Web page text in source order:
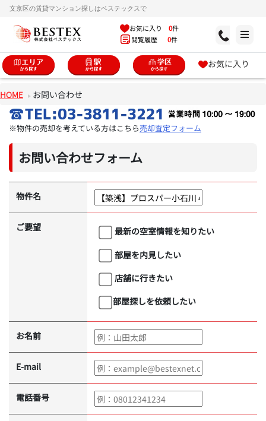
文京区の賃貸マンション探しはベステックスで
お気に入り 0件
閲覧履歴 0件
お気に入り
HOME お問い合わせ
※物件の売却を考えている方はこちら売却査定フォーム
お問い合わせフォーム
物件名
ご要望
最新の空室情報を知りたい
部屋を内見したい
店舗に行きたい
部屋探しを依頼したい
お名前
E-mail
電話番号